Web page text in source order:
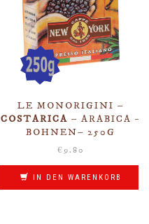
LE MONORIGINI –
COSTARICA – ARABICA –
BOHNEN– 250G
€ 9.80
IN DEN WARENKORB